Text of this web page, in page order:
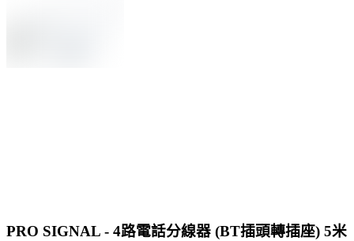
PRO SIGNAL - 4路電話分線器 (BT插頭轉插座) 5米